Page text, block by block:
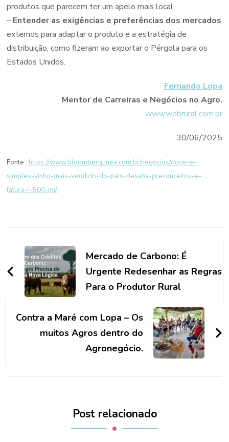
produtos que parecem ter um apelo mais local.
– Entender as exigências e preferências dos mercados
externos para adaptar o produto e a estratégia de
distribuição, como fizeram ao exportar o Pérgola para os
Estados Unidos.
Fernando Lopa
Mentor de Carreiras e Negócios no Agro.
www.webrural.com.br
30/06/2025
Fonte : https://www.bloomberglinea.com.br/negocios/doce-e-
simples-vinho-mais-vendido-do-pais-desafia-preconceitos-e-
fatura-r-500-mi/
de
post
Mercado de Carbono: É
Urgente Redesenhar as Regras
Para o Produtor Rural
Contra a Maré com Lopa – Os
muitos Agros dentro do
Agronegócio.
Post relacionado